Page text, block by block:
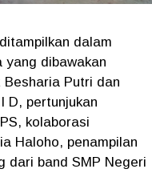
dalam
dibawakan
Besharia Putri dan
D, pertunjukan
kolaborasi
Haloho, penampilan
dari band SMP Negeri